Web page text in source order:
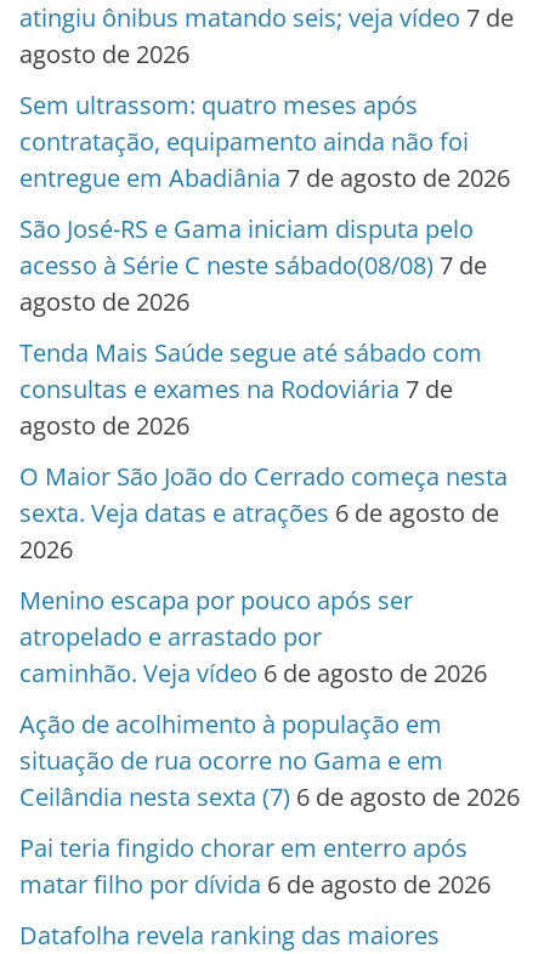
atingiu ônibus matando seis; veja vídeo 7 de
agosto de 2026
Sem ultrassom: quatro meses após
contratação, equipamento ainda não foi
entregue em Abadiânia 7 de agosto de 2026
São José-RS e Gama iniciam disputa pelo
acesso à Série C neste sábado(08/08) 7 de
agosto de 2026
Tenda Mais Saúde segue até sábado com
consultas e exames na Rodoviária 7 de
agosto de 2026
O Maior São João do Cerrado começa nesta
sexta. Veja datas e atrações 6 de agosto de
2026
Menino escapa por pouco após ser
atropelado e arrastado por
caminhão. Veja vídeo 6 de agosto de 2026
Ação de acolhimento à população em
situação de rua ocorre no Gama e em
Ceilândia nesta sexta (7) 6 de agosto de 2026
Pai teria fingido chorar em enterro após
matar filho por dívida 6 de agosto de 2026
Datafolha revela ranking das maiores